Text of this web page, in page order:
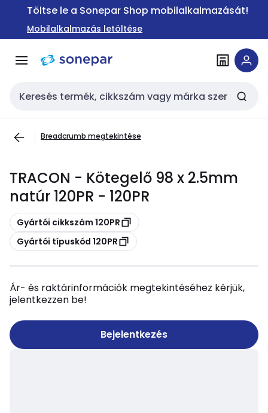
Ugrás a
Ugrás a
tartalomra
Töltse le a Sonepar Shop mobilalkalmazását!
Mobilalkalmazás letöltése
Keresési bemenet
Breadcrumb megtekintése
TRACON - Kötegelő 98 x 2.5mm
natúr 120PR - 120PR
Másolás
Gyártói cikkszám 120PR
Másolás
Gyártói típuskód 120PR
Ár- és raktárinformációk megtekintéséhez kérjük,
jelentkezzen be!
Bejelentkezés